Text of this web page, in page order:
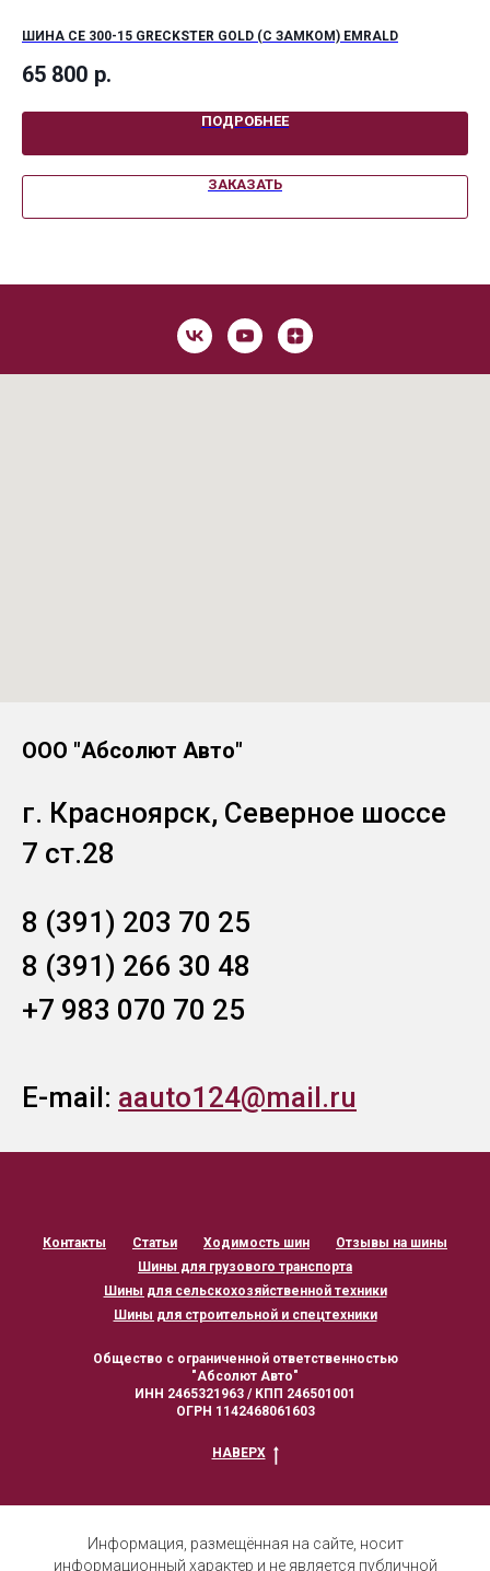
ШИНА СЕ 300-15 GRECKSTER GOLD (С ЗАМКОМ) EMRALD
65 800 р.
ПОДРОБНЕЕ
ЗАКАЗАТЬ
ООО "Абсолют Авто"
г. Красноярск, Северное шоссе
7 ст.28
8 (391) 203 70 25
8 (391) 266 30 48
+7 983 070 70 25
E-mail: aauto124@mail.ru
Контакты Статьи Ходимость шин
Отзывы на шины
Шины для грузового транспорта
Шины для сельскохозяйственной техники
Шины для строительной и спецтехники
Общество с ограниченной ответственностью
"Абсолют Авто"
ИНН 2465321963 / КПП 246501001
ОГРН 1142468061603
НАВЕРХ
Информация, размещённая на сайте, носит
информационный характер и не является публичной